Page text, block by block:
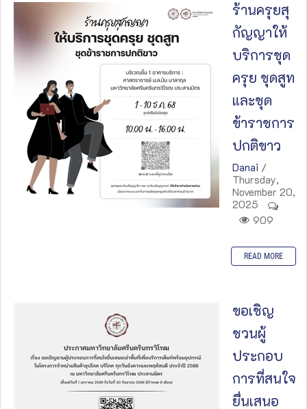
ร้านครุยสุ
กัญญาให้
บริการชุด
ครุย ชุดสูท
และชุด
ข้าราชการ
ปกติขาว
Danai /
Thursday,
November 20,
2025
909
READ MORE
ขอเชิญ
ชวนผู้
ประกอบ
การที่สนใจ
ยื่นเสนอ